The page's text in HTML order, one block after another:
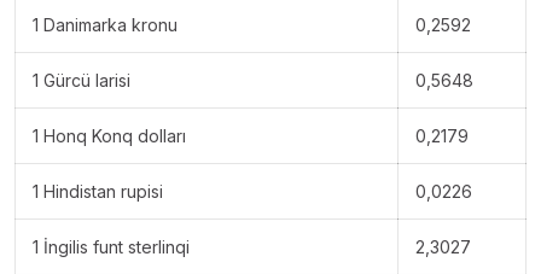
1 Danimarka kronu 0,2592
1 Gürcü larisi 0,5648
1 Honq Konq dolları 0,2179
1 Hindistan rupisi 0,0226
1 İngilis funt sterlinqi 2,3027